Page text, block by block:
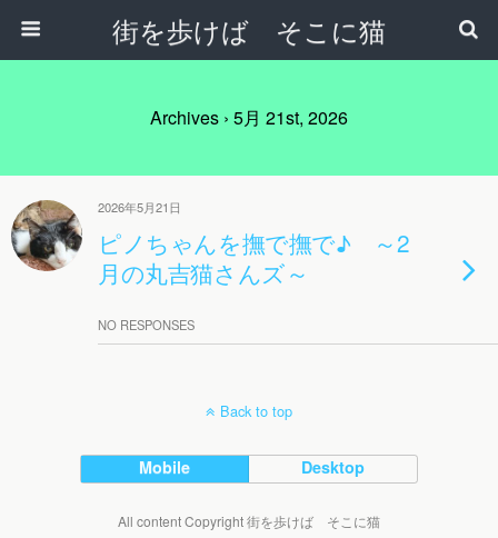
街を歩けば そこに猫
Archives › 5月 21st, 2026
2026年5月21日
ピノちゃんを撫で撫で♪ ～2
月の丸吉猫さんズ～
NO RESPONSES
Back to top
Mobile Desktop
All content Copyright 街を歩けば そこに猫